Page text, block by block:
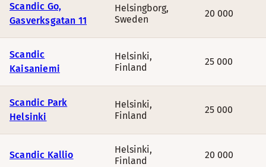
Scandic Go,
Gasverksgatan 11
Helsingborg,
Sweden
20 000
Scandic
Kaisaniemi
Helsinki,
Finland
25 000
Scandic Park
Helsinki
Helsinki,
Finland
25 000
Scandic Kallio Helsinki,
Finland
20 000